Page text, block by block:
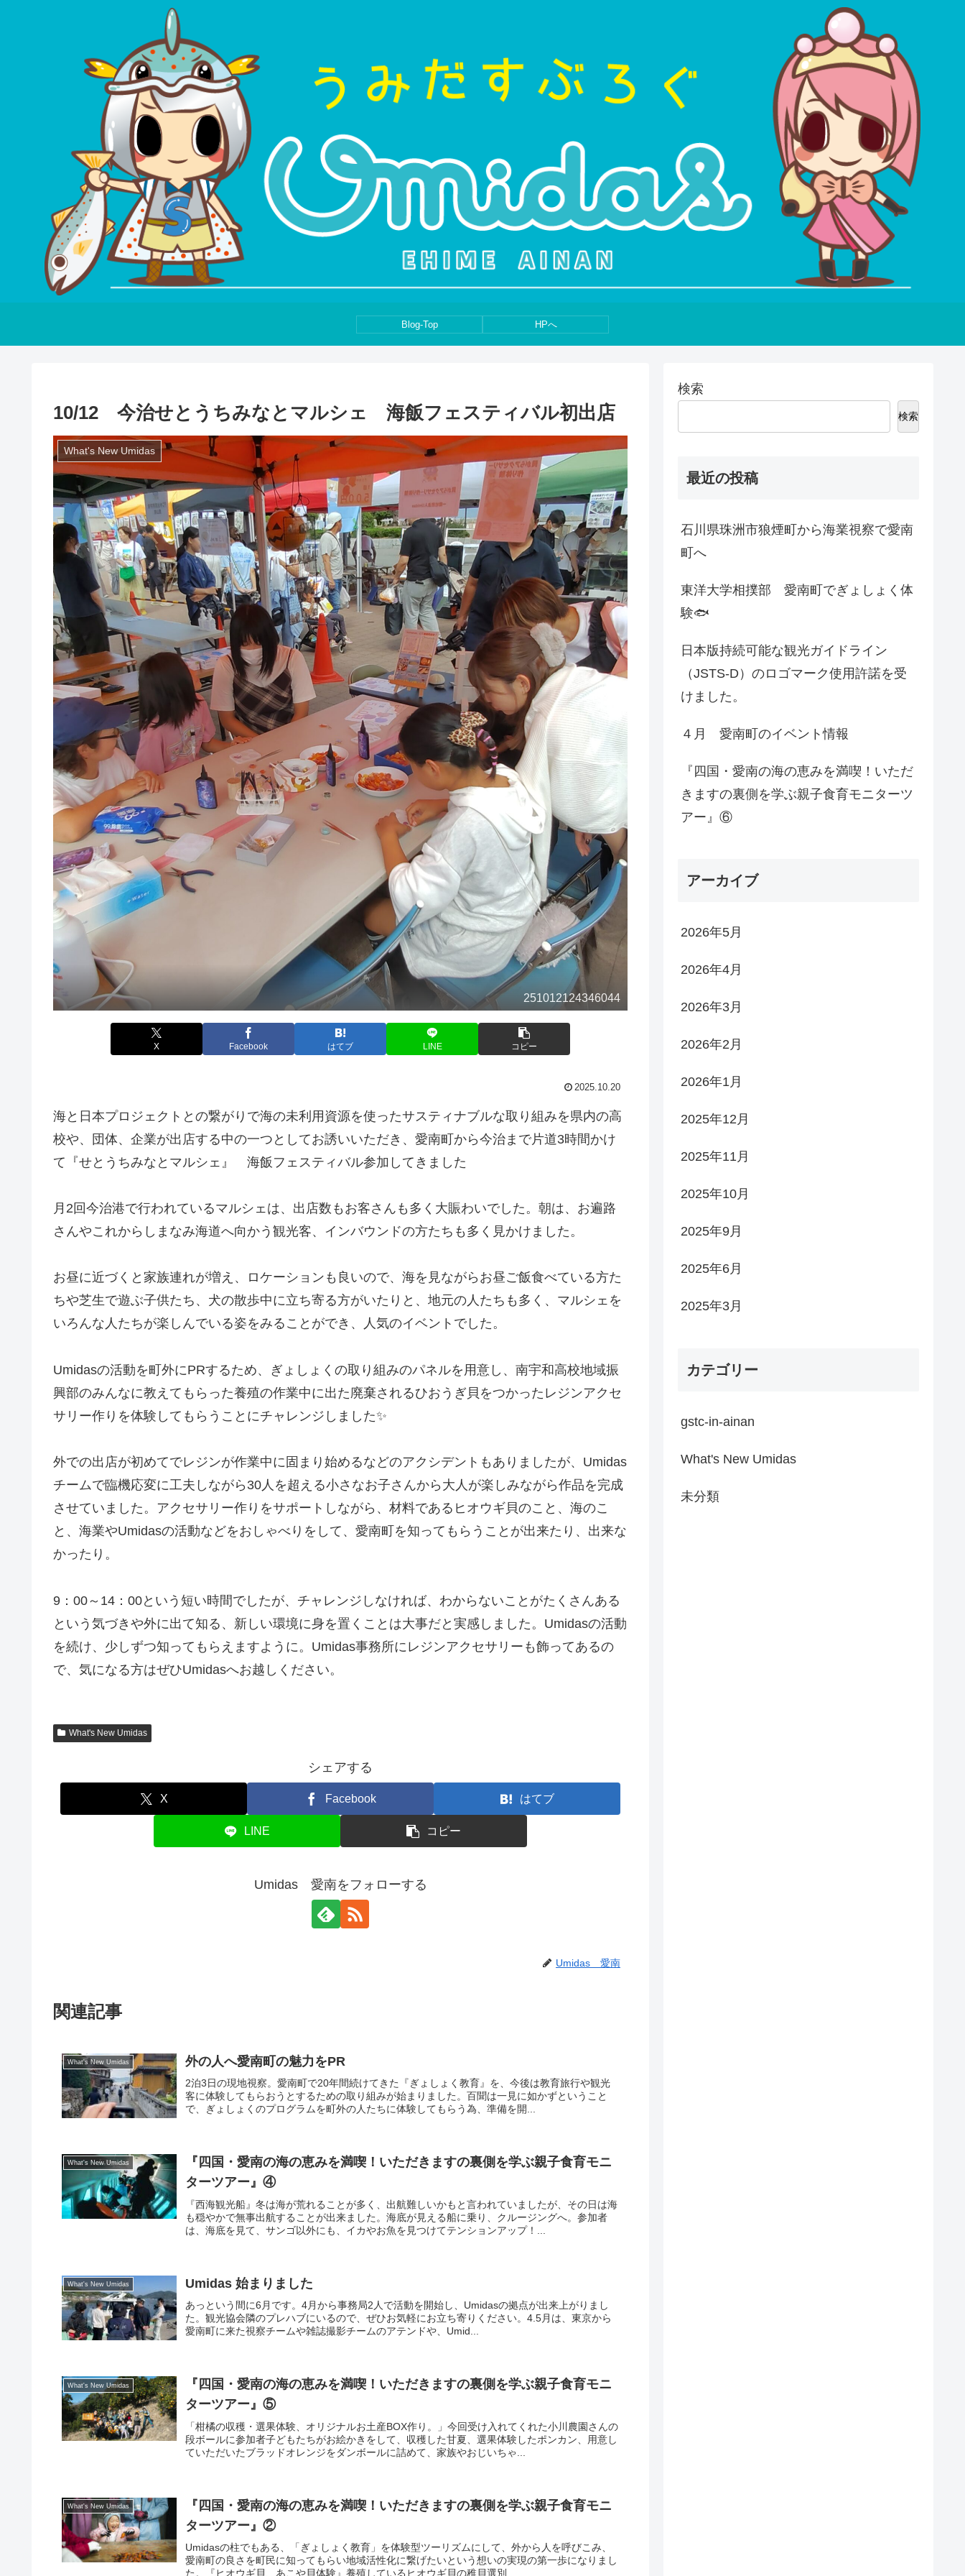
Blog-Top HPへ
10/12 今治せとうちみなとマルシェ 海飯フェスティバル初出店
What's New Umidas
251012124346044
X Facebook はてブ LINE コピー
2025.10.20
海と日本プロジェクトとの繋がりで海の未利用資源を使ったサスティナブルな取り組みを県内の高
校や、団体、企業が出店する中の一つとしてお誘いいただき、愛南町から今治まで片道3時間かけ
て『せとうちみなとマルシェ』 海飯フェスティバル参加してきました
月2回今治港で行われているマルシェは、出店数もお客さんも多く大賑わいでした。朝は、お遍路
さんやこれからしまなみ海道へ向かう観光客、インバウンドの方たちも多く見かけました。
お昼に近づくと家族連れが増え、ロケーションも良いので、海を見ながらお昼ご飯食べている方た
ちや芝生で遊ぶ子供たち、犬の散歩中に立ち寄る方がいたりと、地元の人たちも多く、マルシェを
いろんな人たちが楽しんでいる姿をみることができ、人気のイベントでした。
Umidasの活動を町外にPRするため、ぎょしょくの取り組みのパネルを用意し、南宇和高校地域振
興部のみんなに教えてもらった養殖の作業中に出た廃棄されるひおうぎ貝をつかったレジンアクセ
サリー作りを体験してもらうことにチャレンジしました✨
外での出店が初めてでレジンが作業中に固まり始めるなどのアクシデントもありましたが、Umidas
チームで臨機応変に工夫しながら30人を超える小さなお子さんから大人が楽しみながら作品を完成
させていました。アクセサリー作りをサポートしながら、材料であるヒオウギ貝のこと、海のこ
と、海業やUmidasの活動などをおしゃべりをして、愛南町を知ってもらうことが出来たり、出来な
かったり。
9：00～14：00という短い時間でしたが、チャレンジしなければ、わからないことがたくさんある
という気づきや外に出て知る、新しい環境に身を置くことは大事だと実感しました。Umidasの活動
を続け、少しずつ知ってもらえますように。Umidas事務所にレジンアクセサリーも飾ってあるの
で、気になる方はぜひUmidasへお越しください。
What's New Umidas
シェアする
X Facebook はてブ
LINE コピー
Umidas 愛南をフォローする
Umidas 愛南
関連記事
What's New Umidas 外の人へ愛南町の魅力をPR
2泊3日の現地視察。愛南町で20年間続けてきた『ぎょしょく教育』を、今後は教育旅行や観光
客に体験してもらおうとするための取り組みが始まりました。百聞は一見に如かずということ
で、ぎょしょくのプログラムを町外の人たちに体験してもらう為、準備を開...
What's New Umidas
『四国・愛南の海の恵みを満喫！いただきますの裏側を学ぶ親子食育モニ
ターツアー』④
『西海観光船』冬は海が荒れることが多く、出航難しいかもと言われていましたが、その日は海
も穏やかで無事出航することが出来ました。海底が見える船に乗り、クルージングへ。参加者
は、海底を見て、サンゴ以外にも、イカやお魚を見つけてテンションアップ！...
What's New Umidas Umidas 始まりました
あっという間に6月です。4月から事務局2人で活動を開始し、Umidasの拠点が出来上がりまし
た。観光協会隣のプレハブにいるので、ぜひお気軽にお立ち寄りください。4.5月は、東京から
愛南町に来た視察チームや雑誌撮影チームのアテンドや、Umid...
What's New Umidas
『四国・愛南の海の恵みを満喫！いただきますの裏側を学ぶ親子食育モニ
ターツアー』⑤
「柑橘の収穫・選果体験、オリジナルお土産BOX作り。」今回受け入れてくれた小川農園さんの
段ボールに参加者子どもたちがお絵かきをして、収穫した甘夏、選果体験したポンカン、用意し
ていただいたブラッドオレンジをダンボールに詰めて、家族やおじいちゃ...
What's New Umidas
『四国・愛南の海の恵みを満喫！いただきますの裏側を学ぶ親子食育モニ
ターツアー』②
Umidasの柱でもある、「ぎょしょく教育」を体験型ツーリズムにして、外から人を呼びこみ、
愛南町の良さを町民に知ってもらい地域活性化に繋げたいという想いの実現の第一歩になりまし
た。『ヒオウギ貝、あこや貝体験』養殖しているヒオウギ貝の稚貝選別...
検索
検索
最近の投稿
石川県珠洲市狼煙町から海業視察で愛南
町へ
東洋大学相撲部 愛南町でぎょしょく体
験🐟
日本版持続可能な観光ガイドライン
（JSTS-D）のロゴマーク使用許諾を受
けました。
４月 愛南町のイベント情報
『四国・愛南の海の恵みを満喫！いただ
きますの裏側を学ぶ親子食育モニターツ
アー』⑥
アーカイブ
2026年5月
2026年4月
2026年3月
2026年2月
2026年1月
2025年12月
2025年11月
2025年10月
2025年9月
2025年6月
2025年3月
カテゴリー
gstc-in-ainan
What's New Umidas
未分類